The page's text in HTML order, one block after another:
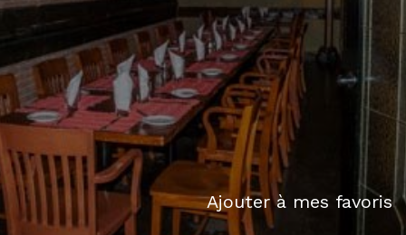
Ajouter à mes favoris